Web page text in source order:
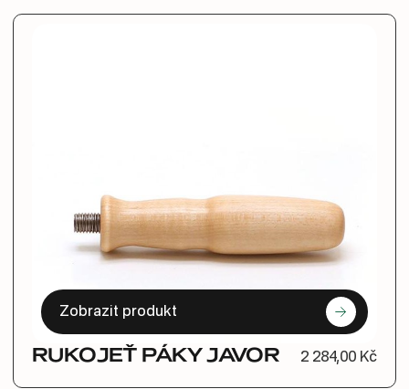
Zobrazit produkt
RUKOJEŤ PÁKY JAVOR 2 284,00 Kč